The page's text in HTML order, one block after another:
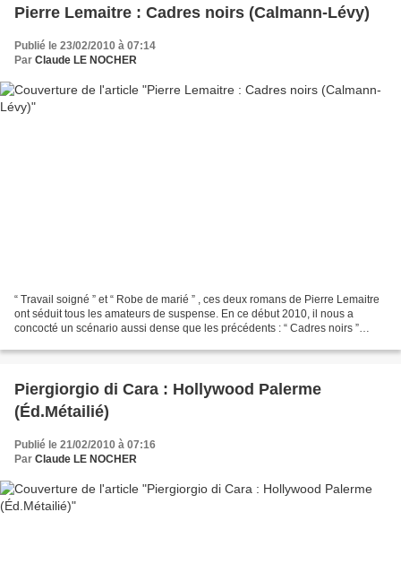
Pierre Lemaitre : Cadres noirs (Calmann-Lévy)
Publié le 23/02/2010 à 07:14
Par Claude LE NOCHER
“ Travail soigné ” et “ Robe de marié ” , ces deux romans de Pierre Lemaitre
ont séduit tous les amateurs de suspense. En ce début 2010, il nous a
concocté un scénario aussi dense que les précédents : “ Cadres noirs ”
Piergiorgio di Cara : Hollywood Palerme
(Éd.Métailié)
Publié le 21/02/2010 à 07:16
Par Claude LE NOCHER